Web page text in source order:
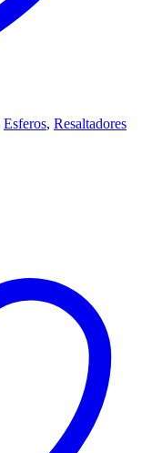
Esferos, Resaltadores